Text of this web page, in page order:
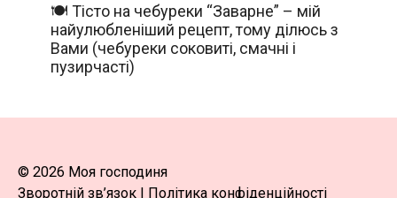
🍽️ Тісто на чебуреки “Заварне” – мій
найулюбленіший рецепт, тому ділюсь з
Вами (чебуреки соковиті, смачні і
пузирчасті)
© 2026 Моя господиня
Зворотній зв’язок | Політика конфіденційності